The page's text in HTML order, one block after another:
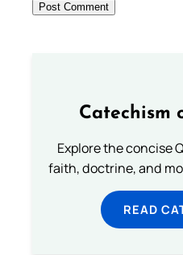
Catechism
Explore the concise
faith, doctrine, and
READ